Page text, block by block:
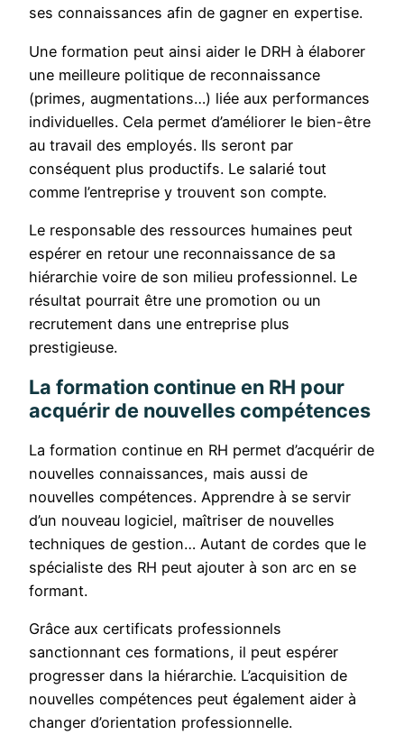
ses connaissances afin de gagner en expertise.
Une formation peut ainsi aider le DRH à élaborer
une meilleure politique de reconnaissance
(primes, augmentations…) liée aux performances
individuelles. Cela permet d’améliorer le bien-être
au travail des employés. Ils seront par
conséquent plus productifs. Le salarié tout
comme l’entreprise y trouvent son compte.
Le responsable des ressources humaines peut
espérer en retour une reconnaissance de sa
hiérarchie voire de son milieu professionnel. Le
résultat pourrait être une promotion ou un
recrutement dans une entreprise plus
prestigieuse.
La formation continue en RH pour
acquérir de nouvelles compétences
La formation continue en RH permet d’acquérir de
nouvelles connaissances, mais aussi de
nouvelles compétences. Apprendre à se servir
d’un nouveau logiciel, maîtriser de nouvelles
techniques de gestion… Autant de cordes que le
spécialiste des RH peut ajouter à son arc en se
formant.
Grâce aux certificats professionnels
sanctionnant ces formations, il peut espérer
progresser dans la hiérarchie. L’acquisition de
nouvelles compétences peut également aider à
changer d’orientation professionnelle.